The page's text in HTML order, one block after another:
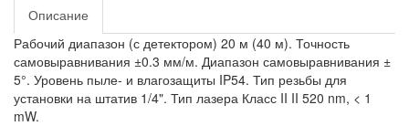
Описание
Рабочий диапазон (с детектором) 20 м (40 м). Точность
самовыравнивания ±0.3 мм/м. Диапазон самовыравнивания ±
5°. Уровень пыле- и влагозащиты IP54. Тип резьбы для
установки на штатив 1/4". Тип лазера Класс II II 520 nm, < 1
mW.